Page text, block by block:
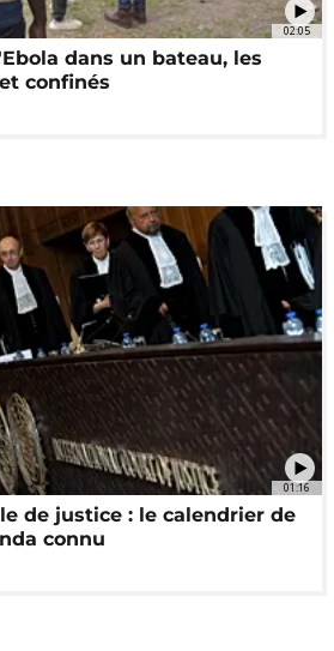
02:05
dans un bateau, les
confinés
01:16
de justice : le calendrier de
connu